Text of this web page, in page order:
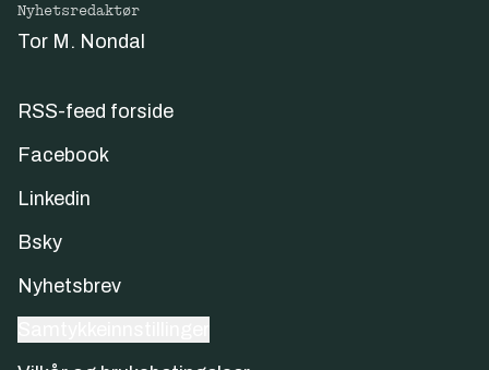
Nyhetsredaktør
Tor M. Nondal
RSS-feed forside
Facebook
Linkedin
Bsky
Nyhetsbrev